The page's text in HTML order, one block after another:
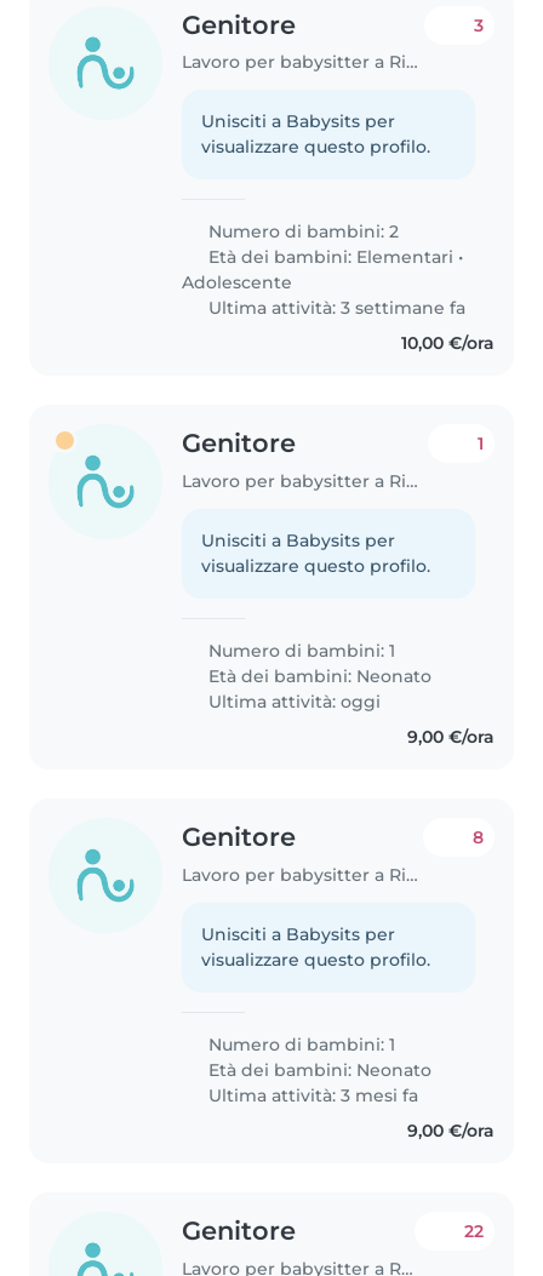
Genitore
Lavoro per babysitter a Rimini
3
Unisciti a Babysits per
visualizzare questo profilo.
Numero di bambini: 2
Età dei bambini: Elementari •
Adolescente
Ultima attività: 3 settimane fa
10,00 €/ora
Genitore
Lavoro per babysitter a Rimini
1
Unisciti a Babysits per
visualizzare questo profilo.
Numero di bambini: 1
Età dei bambini: Neonato
Ultima attività: oggi
9,00 €/ora
Genitore
Lavoro per babysitter a Rimini
8
Unisciti a Babysits per
visualizzare questo profilo.
Numero di bambini: 1
Età dei bambini: Neonato
Ultima attività: 3 mesi fa
9,00 €/ora
Genitore
Lavoro per babysitter a Rimini
22